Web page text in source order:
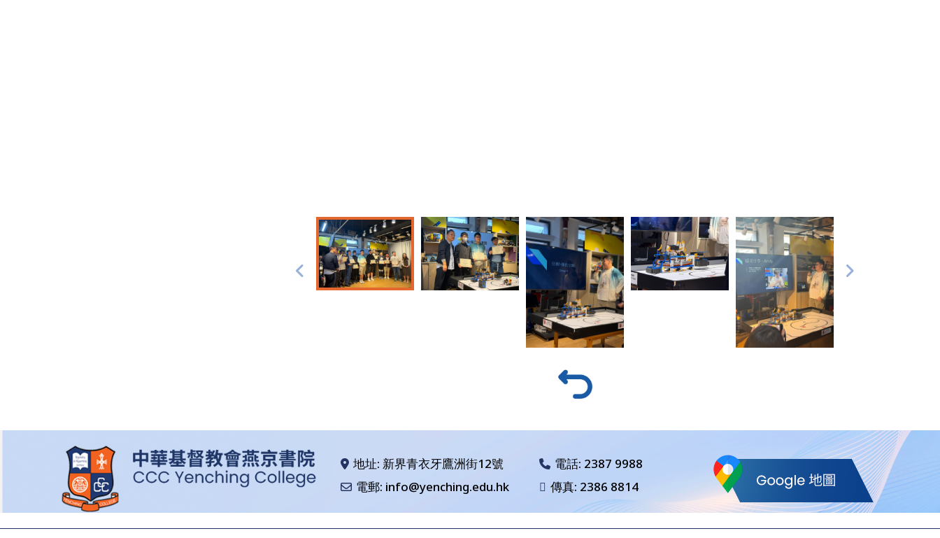
地址: 新界青衣牙鷹洲街12號
電郵: info@yenching.edu.hk
電話: 2387 9988
傳真: 2386 8814